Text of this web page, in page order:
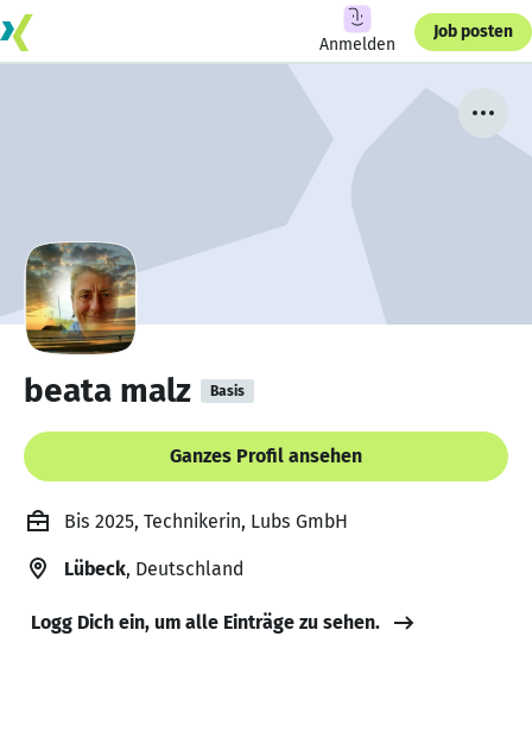
Anmelden
Job posten
beata malz Basis
Ganzes Profil ansehen
Bis 2025, Technikerin, Lubs GmbH
Lübeck, Deutschland
Logg Dich ein, um alle Einträge zu sehen.